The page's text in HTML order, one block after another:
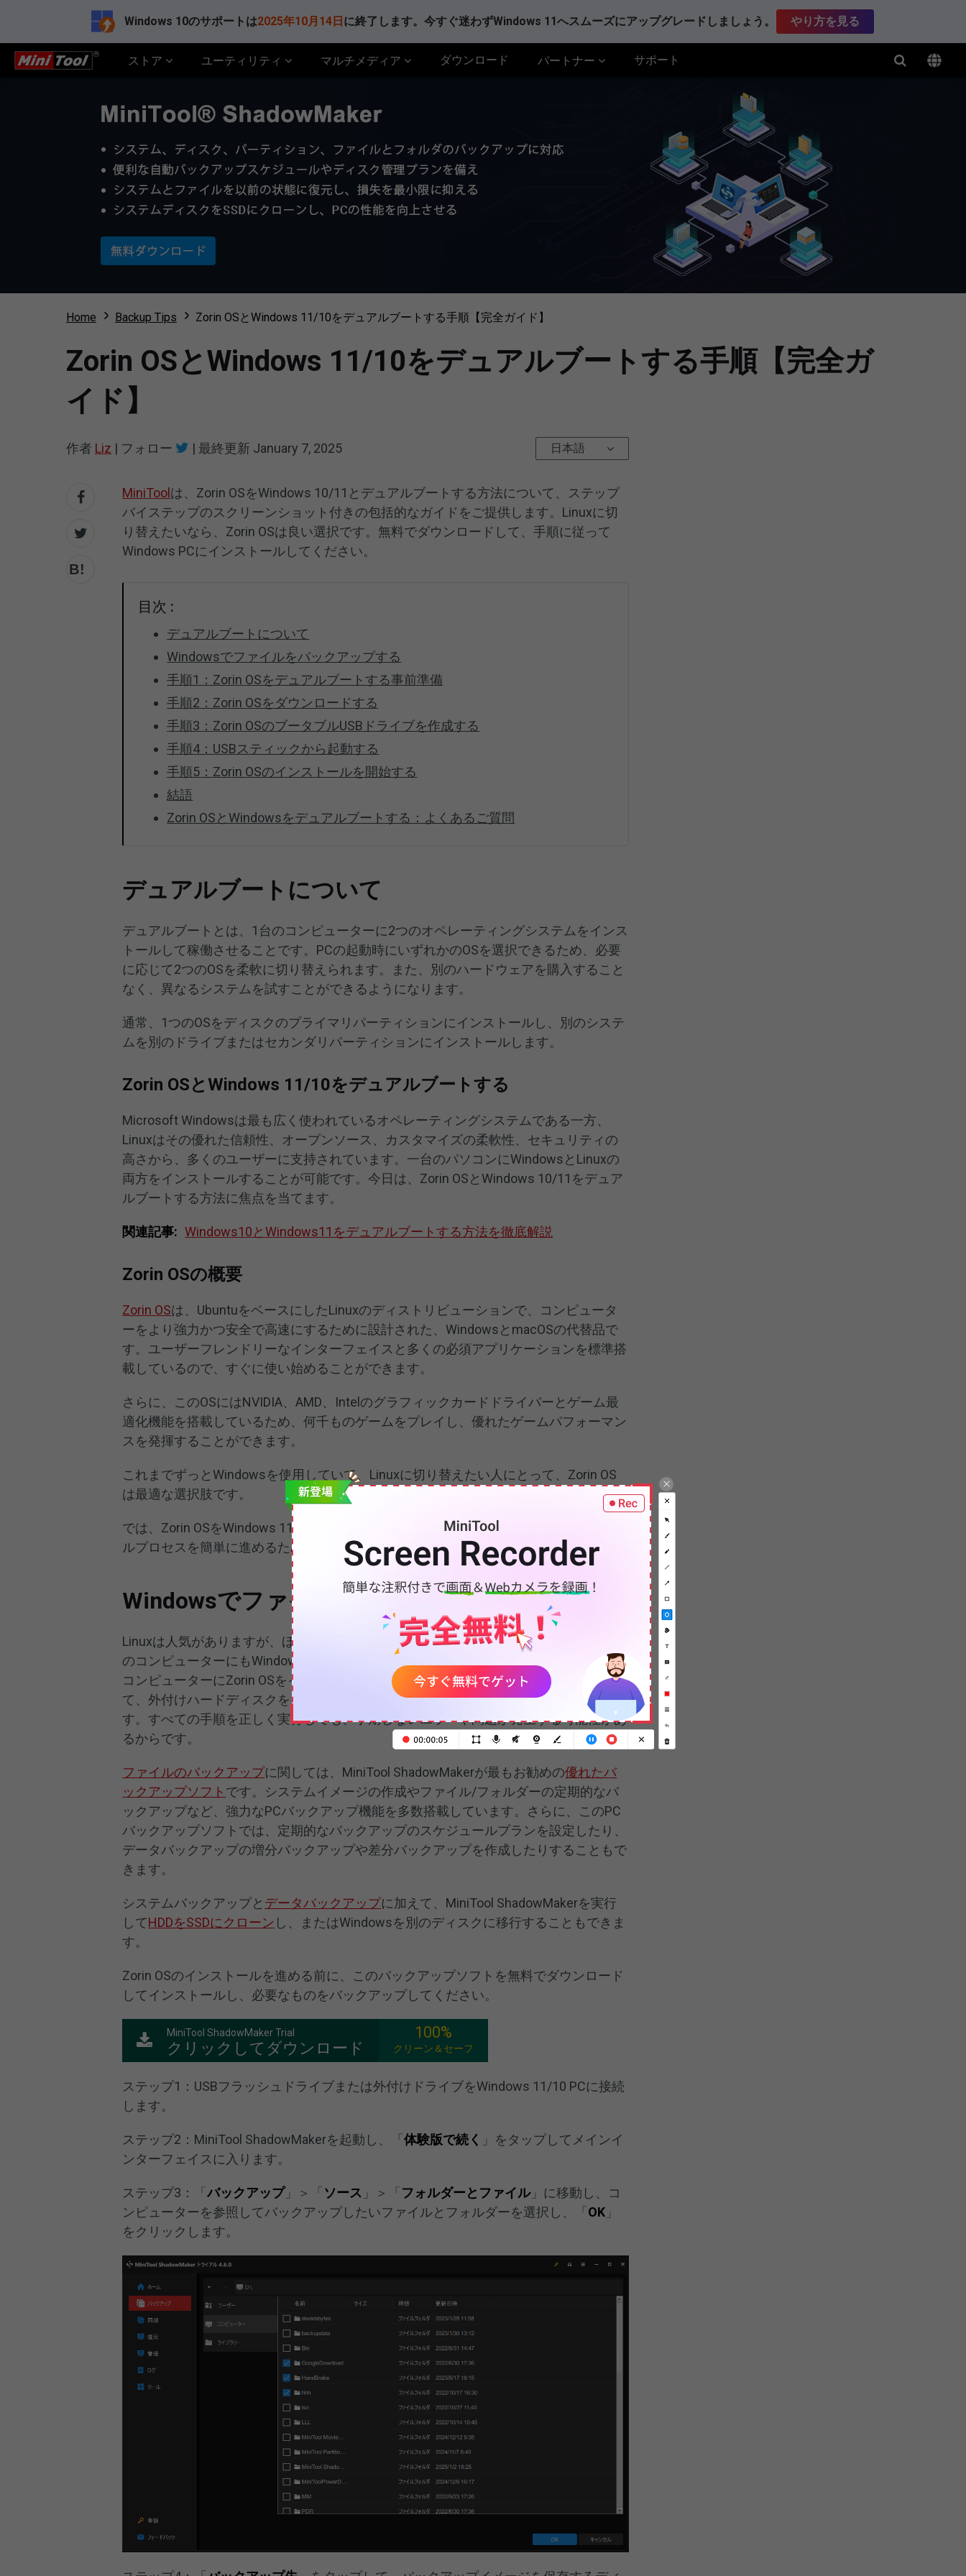
Windows 10のサポートは2025年10月14日 に終了します。今すぐ迷わずWindows 11へスムーズにアップグレードしましょう。 やり方を見る
ストア ユーティリティ マルチメディア ダウンロード パートナー サポート
Home Backup Tips Zorin OSとWindows 11/10をデュアルブートする手順【完全ガイド】
Zorin OSとWindows 11/10をデュアルブートする手順【完全ガ
イド】
作者 Liz | フォロー | 最終更新 January 7, 2025 日本語
MiniTool は、Zorin OSをWindows 10/11とデュアルブートする方法について、ステップ
バイステップのスクリーンショット付きの包括的なガイドをご提供します。Linuxに切
り替えたいなら、Zorin OSは良い選択です。無料でダウンロードして、手順に従って
Windows PCにインストールしてください。
目次 :
デュアルブートについて
Windowsでファイルをバックアップする
手順1：Zorin OSをデュアルブートする事前準備
手順2：Zorin OSをダウンロードする
手順3：Zorin OSのブータブルUSBドライブを作成する
手順4：USBスティックから起動する
手順5：Zorin OSのインストールを開始する
結語
Zorin OSとWindowsをデュアルブートする：よくあるご質問
デュアルブートについて
デュアルブートとは、1台のコンピューターに2つのオペレーティングシステムをインス
トールして稼働させることです。PCの起動時にいずれかのOSを選択できるため、必要
に応じて2つのOSを柔軟に切り替えられます。また、別のハードウェアを購入すること
なく、異なるシステムを試すことができるようになります。
通常、1つのOSをディスクのプライマリパーティションにインストールし、別のシステ
ムを別のドライブまたはセカンダリパーティションにインストールします。
Zorin OSとWindows 11/10をデュアルブートする
Microsoft Windowsは最も広く使われているオペレーティングシステムである一方、
Linuxはその優れた信頼性、オープンソース、カスタマイズの柔軟性、セキュリティの
高さから、多くのユーザーに支持されています。一台のパソコンにWindowsとLinuxの
両方をインストールすることが可能です。今日は、Zorin OSとWindows 10/11をデュア
ルブートする方法に焦点を当てます。
関連記事: Windows10とWindows11をデュアルブートする方法を徹底解説
Zorin OSの概要
Zorin OSは、UbuntuをベースにしたLinuxのディストリビューションで、コンピュータ
ーをより強力かつ安全で高速にするために設計された、WindowsとmacOSの代替品で
す。ユーザーフレンドリーなインターフェイスと多くの必須アプリケーションを標準搭
載しているので、すぐに使い始めることができます。
さらに、このOSにはNVIDIA、AMD、Intelのグラフィックカードドライバーとゲーム最
適化機能を搭載しているため、何千ものゲームをプレイし、優れたゲームパフォーマン
スを発揮することができます。
これまでずっとWindowsを使用していて、Linuxに切り替えたい人にとって、Zorin OS
は最適な選択肢です。
では、Zorin OSをWindows 11/10とデュアルブートする方法は？ここでは、インストー
ルプロセスを簡単に進めるための包括的なガイドをご解説します。
Windowsでファイルをバックアップする
Linuxは人気がありますが、ほとんどのユーザーがそうであるように、おそらくあなた
のコンピューターにもWindows 11/10がインストールされていると思います。その上で
コンピューターにZorin OSをインストールするには、何か問題が発生した場合に備え
て、外付けハードディスクを用意して重要なデータをバックアップする必要がありま
す。すべての手順を正しく実行しても、予期しないエラーや問題が発生する可能性があ
るからです。
ファイルのバックアップに関しては、MiniTool ShadowMakerが最もお勧めの優れたバ
ックアップソフト です。システムイメージの作成やファイル/フォルダーの定期的なバ
ックアップなど、強力なPCバックアップ機能を多数搭載しています。さらに、このPC
バックアップソフトでは、定期的なバックアップのスケジュールプランを設定したり、
データバックアップの増分バックアップや差分バックアップを作成したりすることもで
きます。
システムバックアップと データバックアップに加えて、MiniTool ShadowMakerを実行
してHDDをSSDにクローン し、またはWindowsを別のディスクに移行することもできま
す。
Zorin OSのインストールを進める前に、このバックアップソフトを無料でダウンロード
してインストールし、必要なものをバックアップしてください。
MiniTool ShadowMaker Trial
クリックしてダウンロード
100%
クリーン＆セーフ
ステップ1：USBフラッシュドライブまたは外付けドライブをWindows 11/10 PCに接続
します。
ステップ2：MiniTool ShadowMakerを起動し、「体験版で続く 」をタップしてメインイ
ンターフェイスに入ります。
ステップ3：「バックアップ」＞「 ソース 」＞「 フォルダーとファイル」に移動し、コ
ンピューターを参照してバックアップしたいファイルとフォルダーを選択し、「 OK 」
をクリックします。